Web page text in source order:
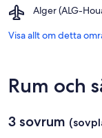
Hamma
Poste
Alger (ALG-
Airport,
(ALG-
Visa allt om detta
Rum och
3 sovrum